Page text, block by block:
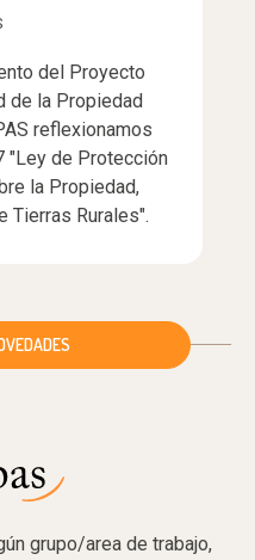
del Proyecto
de la Propiedad
reflexionamos
"Ley de Protección
la Propiedad,
Tierras Rurales".
grupo/area de trabajo,